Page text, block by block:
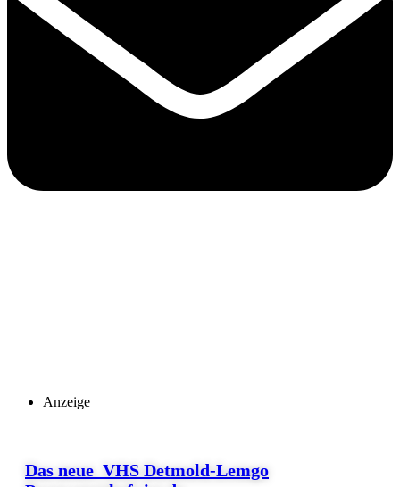
Anzeige
Das neue VHS Detmold-Lemgo